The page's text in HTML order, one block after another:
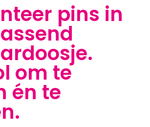
pins in
om te
én te